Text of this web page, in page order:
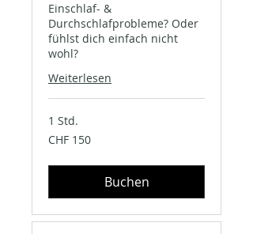
Einschlaf- &
Durchschlafprobleme? Oder
fühlst dich einfach nicht
wohl?
Weiterlesen
1 Std.
150
Schweizer
CHF 150
Buchen